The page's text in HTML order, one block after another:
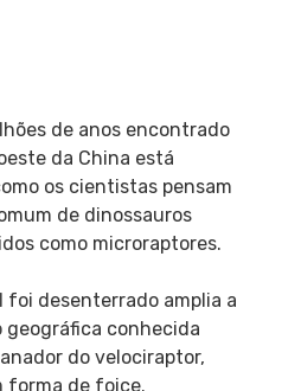
de anos encontrado
da China está
os cientistas pensam
de dinossauros
como microraptores.
foi desenterrado amplia a
geográfica conhecida
do velociraptor,
forma de foice.